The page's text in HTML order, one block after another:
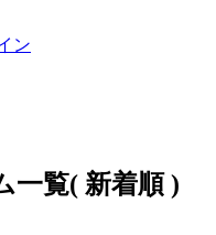
ン
一覧( 新着順 )